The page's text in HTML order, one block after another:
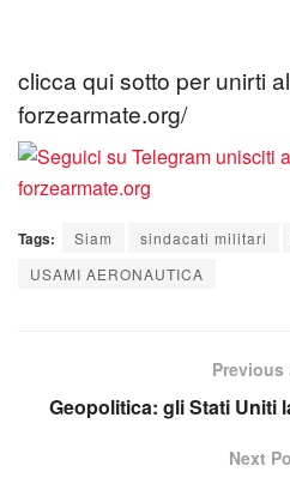
clicca qui sotto per unirti
forzearmate.org/
Tags: Siam sindacati militari
USAMI AERONAUTICA
Previous
Geopolitica: gli Stati Uniti
Next